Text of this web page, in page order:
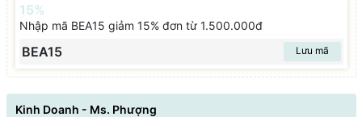
15%
Nhập mã BEA15 giảm 15% đơn từ 1.500.000đ
BEA15 Lưu mã
Kinh Doanh - Ms. Phượng